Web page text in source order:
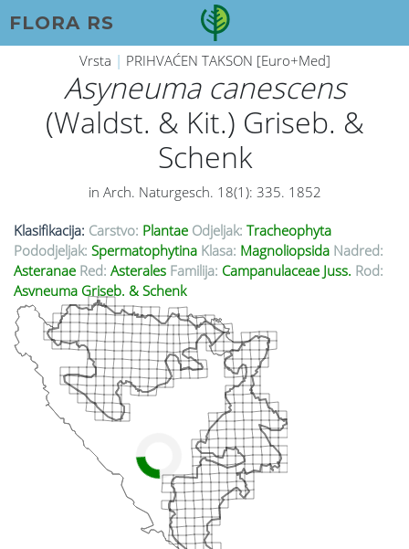
FLORA RS
Vrsta | PRIHVAĆEN TAKSON [Euro+Med]
Asyneuma canescens
(Waldst. & Kit.) Griseb. &
Schenk
in Arch. Naturgesch. 18(1): 335. 1852
Klasifikacija: Carstvo: Plantae Odjeljak: Tracheophyta
Pododjeljak: Spermatophytina Klasa: Magnoliopsida Nadred:
Asteranae Red: Asterales Familija: Campanulaceae Juss. Rod:
Asyneuma Griseb. & Schenk